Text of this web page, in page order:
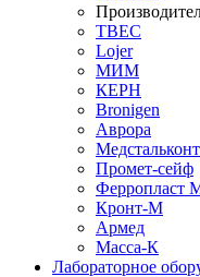
ТВЕС
Lojer
МИМ
КЕРН
Bronigen
Аврора
Промет-сейф
Ферропласт
Кронт-М
Армед
Масса-К
Лабораторное